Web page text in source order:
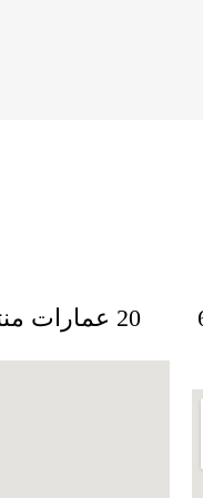
20 عمارات منتصر – ش الهرم – الجيزة 63